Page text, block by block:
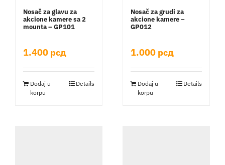
Nosač za glavu za
akcione kamere sa 2
mounta – GP101
1.400 рсд
Dodaj u
korpu
Details
Nosač za grudi za
akcione kamere –
GP012
1.000 рсд
Dodaj u
korpu
Details